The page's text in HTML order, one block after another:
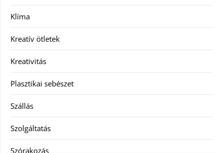
Klíma
Kreatív ötletek
Kreativitás
Plasztikai sebészet
Szállás
Szolgáltatás
Szórakozás